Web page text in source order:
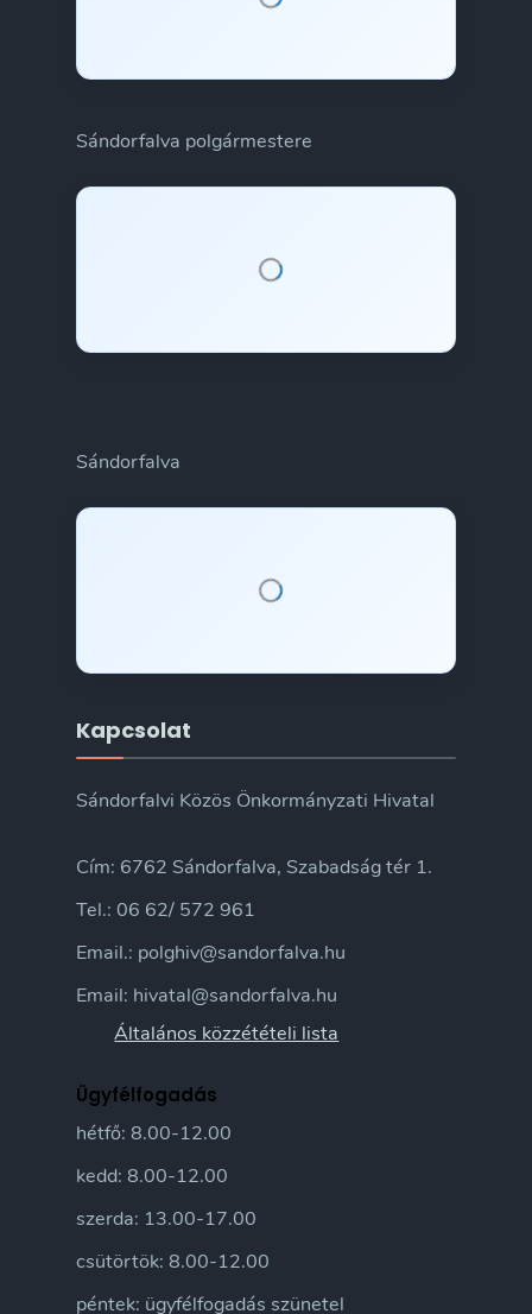
Sándorfalva polgármestere
Sándorfalva
Kapcsolat
Sándorfalvi Közös Önkormányzati Hivatal
Cím: 6762 Sándorfalva, Szabadság tér 1.
Tel.: 06 62/ 572 961
Email.: polghiv@sandorfalva.hu
Email: hivatal@sandorfalva.hu
Általános közzétételi lista
Ügyfélfogadás
hétfő: 8.00-12.00
kedd: 8.00-12.00
szerda: 13.00-17.00
csütörtök: 8.00-12.00
péntek: ügyfélfogadás szünetel